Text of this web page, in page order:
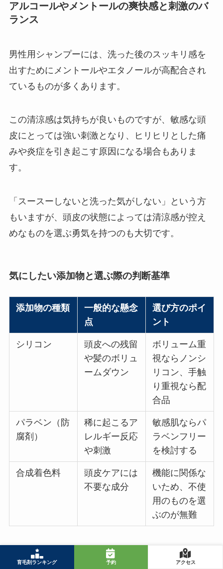
育毛剤ランキング 予約 アクセス
アルコールやメントールの爽快感と刺激のバ
ランス
男性用シャンプーには、洗った後のスッキリ感を
出すためにメントールやエタノールが高配合され
ているものが多くあります。
この清涼感は気持ちが良いものですが、敏感な頭
皮にとっては強い刺激となり、ヒリヒリとした痛
みや炎症を引き起こす原因になる場合もありま
す。
「スースーしないと洗った気がしない」という方
もいますが、頭皮の状態によっては清涼感が控え
めなものを選ぶ勇気を持つのも大切です。
気にしたい添加物と選ぶ際の判断基準
添加物の種類
一般的な懸念
点
選び方のポイ
ント
シリコン
頭皮への残留
や髪のボリュ
ームダウン
ボリューム重
視ならノンシ
リコン、手触
り重視なら配
合品
パラベン（防
腐剤）
稀に起こるア
レルギー反応
や刺激
敏感肌ならパ
ラベンフリー
を検討する
合成着色料
頭皮ケアには
不要な成分
機能に関係な
いため、不使
用のものを選
ぶのが無難